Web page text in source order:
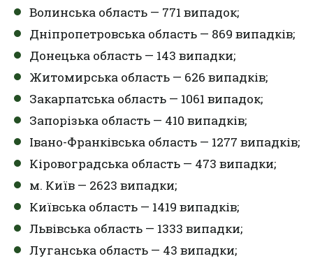
Волинська область — 771 випадок;
Дніпропетровська область — 869 випадків;
Донецька область — 143 випадки;
Житомирська область — 626 випадків;
Закарпатська область — 1061 випадок;
Запорізька область — 410 випадків;
Івано-Франківська область — 1277 випадків;
Кіровоградська область — 473 випадки;
м. Київ — 2623 випадки;
Київська область — 1419 випадків;
Львівська область — 1333 випадки;
Луганська область — 43 випадки;